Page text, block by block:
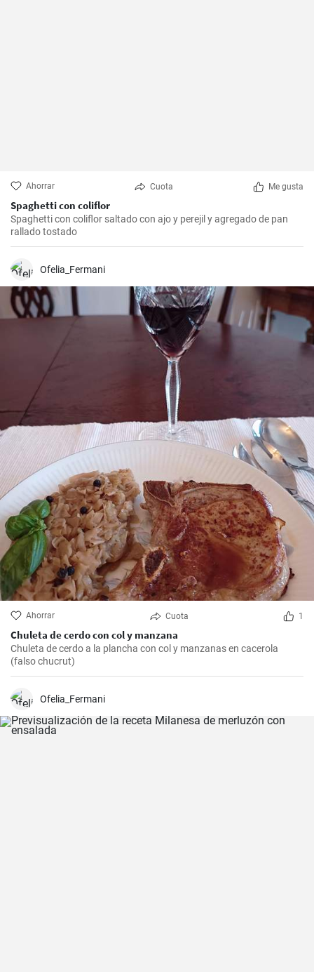
Ahorrar Cuota Me gusta
Spaghetti con coliflor
Spaghetti con coliflor saltado con ajo y perejil y agregado de pan
rallado tostado
Ofelia_Fermani
Ahorrar Cuota 1
Chuleta de cerdo con col y manzana
Chuleta de cerdo a la plancha con col y manzanas en cacerola
(falso chucrut)
Ofelia_Fermani